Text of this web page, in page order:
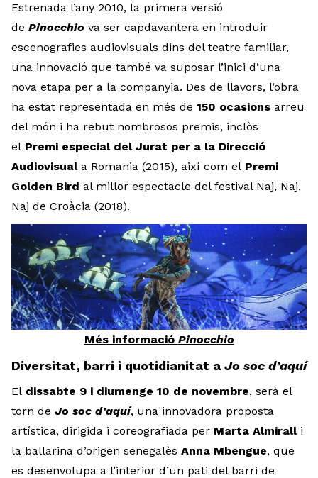
Estrenada l’any 2010, la primera versió
de Pinocchio va ser capdavantera en introduir
escenografies audiovisuals dins del teatre familiar,
una innovació que també va suposar l’inici d’una
nova etapa per a la companyia. Des de llavors, l’obra
ha estat representada en més de 150 ocasions arreu
del món i ha rebut nombrosos premis, inclòs
el Premi especial del Jurat per a la Direcció
Audiovisuala Romania (2015), així com el Premi
Golden Bird al millor espectacle del festival Naj, Naj,
Naj de Croàcia (2018).
Més informació Pinocchio
Diversitat, barri i quotidianitat a Jo soc d’aquí
El dissabte 9 i diumenge 10 de novembre, serà el
torn de Jo soc d’aquí, una innovadora proposta
artística, dirigida i coreografiada per Marta Almiralli
la ballarina d’origen senegalès Anna Mbengue, que
es desenvolupa a l’interior d’un pati del barri de